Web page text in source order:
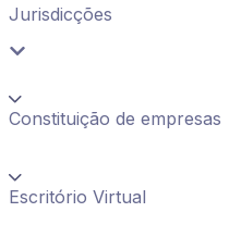
Jurisdicções
Constituição de empresas
Escritório Virtual